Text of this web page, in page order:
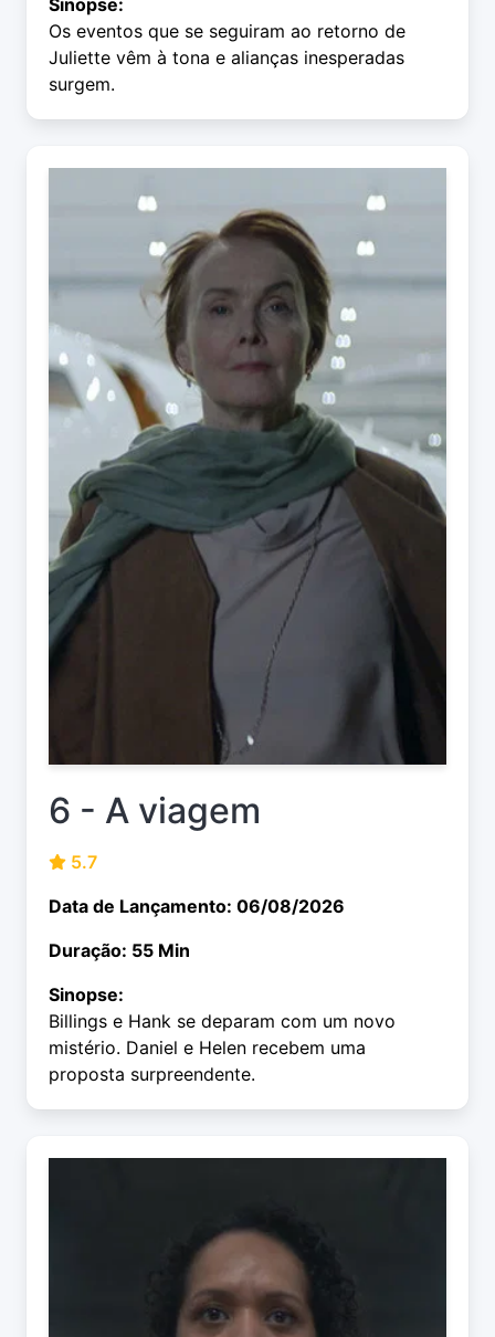
Sinopse:
Os eventos que se seguiram ao retorno de
Juliette vêm à tona e alianças inesperadas
surgem.
6 - A viagem
5.7
Data de Lançamento: 06/08/2026
Duração: 55 Min
Sinopse:
Billings e Hank se deparam com um novo
mistério. Daniel e Helen recebem uma
proposta surpreendente.